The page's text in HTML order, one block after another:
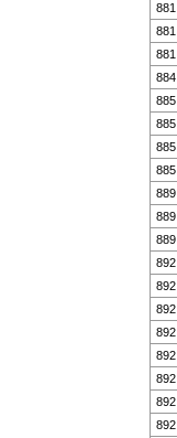
881
881
881
884
885
885
885
885
889
889
889
892
892
892
892
892
892
892
892